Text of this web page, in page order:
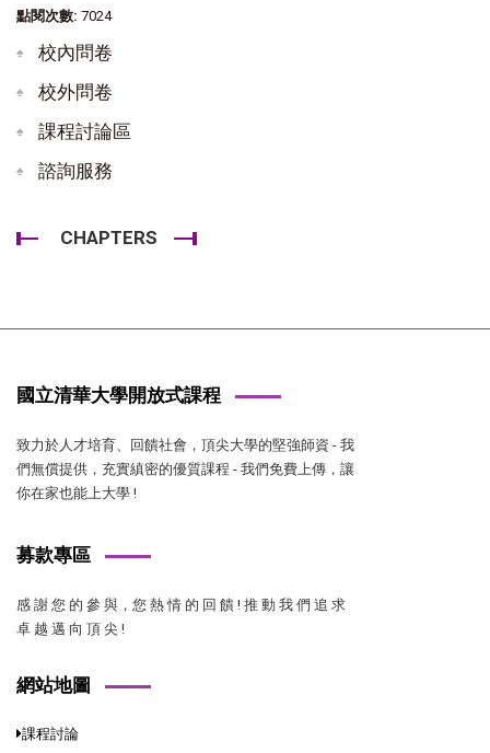
點閱次數: 7024
校內問卷
校外問卷
課程討論區
諮詢服務
CHAPTERS
國立清華大學開放式課程
致力於人才培育、回饋社會，頂尖大學的堅強師資 - 我
們無償提供，充實縝密的優質課程 - 我們免費上傳，讓
你在家也能上大學 !
募款專區
感 謝 您 的 參 與，您 熱 情 的 回 饋 ! 推 動 我 們 追 求
卓 越 邁 向 頂 尖 !
網站地圖
課程討論